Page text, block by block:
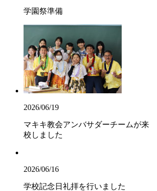
学園祭準備
2026/06/19
マキキ教会アンバサダーチームが来
校しました
2026/06/16
学校記念日礼拝を行いました